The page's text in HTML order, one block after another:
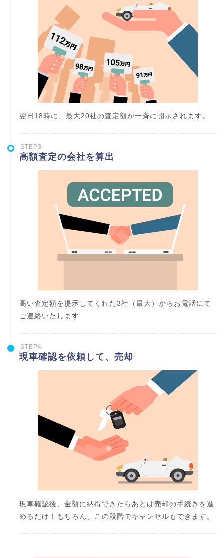
翌日18時に、最大20社の査定額が一斉に開示されます。
STEP3
高額査定の会社を算出
高い査定額を提示してくれた3社（最大）からお電話にて
ご連絡いたします
STEP4
現車確認を依頼して、売却
現車確認後、金額に納得できたらあとは売却の手続きを進
めるだけ！もちろん、この段階でキャンセルもできます。